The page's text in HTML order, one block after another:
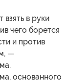
в руки
чего борется
и против
—
основанного